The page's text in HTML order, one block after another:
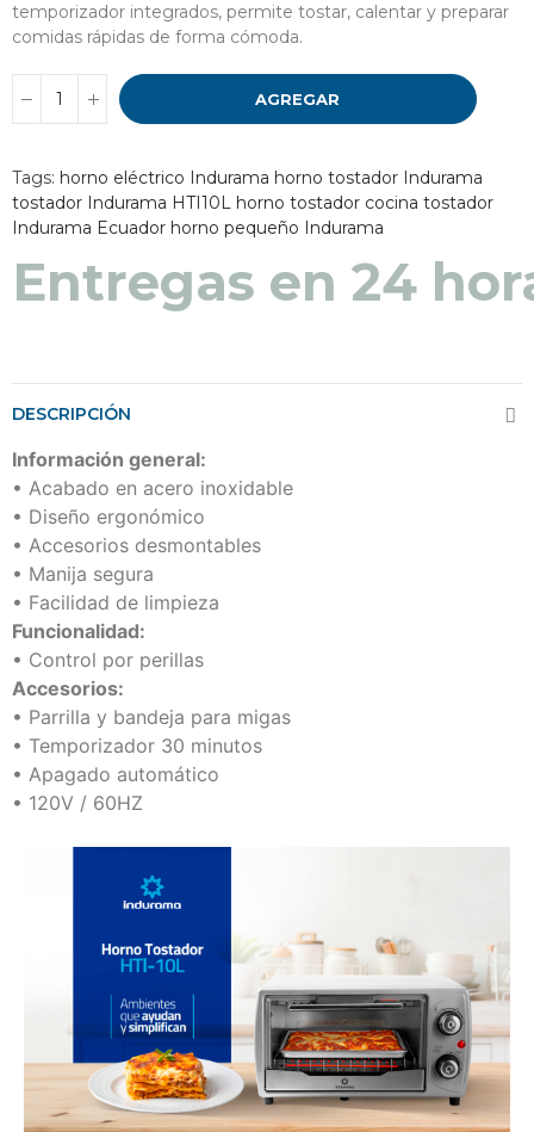
temporizador integrados, permite tostar, calentar y preparar
comidas rápidas de forma cómoda.
AGREGAR
Tags: horno eléctrico Indurama horno tostador Indurama
tostador Indurama HTI10L horno tostador cocina tostador
Indurama Ecuador horno pequeño Indurama
Entregas en 48 a
DESCRIPCIÓN
Información general:
• Acabado en acero inoxidable
• Diseño ergonómico
• Accesorios desmontables
• Manija segura
• Facilidad de limpieza
Funcionalidad:
• Control por perillas
Accesorios:
• Parrilla y bandeja para migas
• Temporizador 30 minutos
• Apagado automático
• 120V / 60HZ